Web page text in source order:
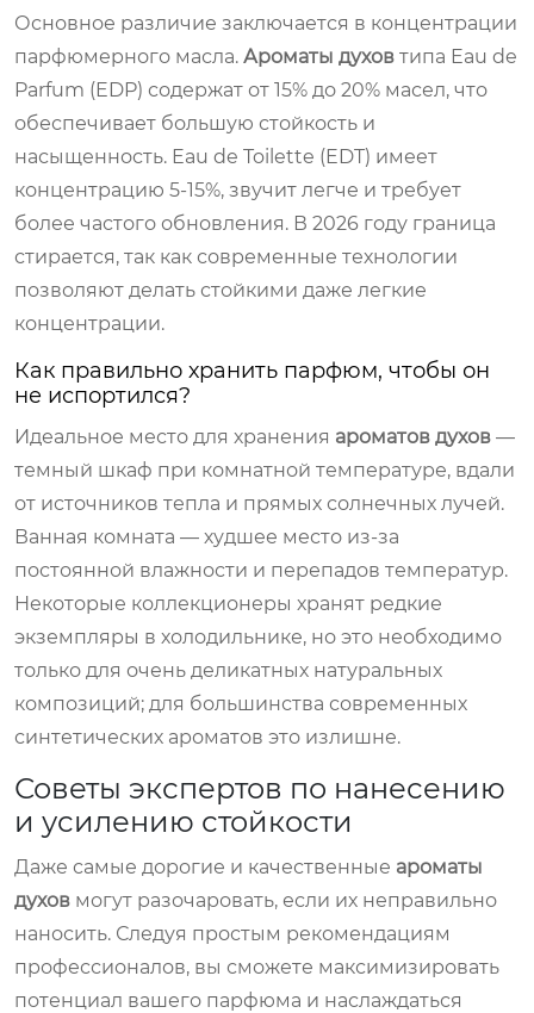
Основное различие заключается в концентрации
парфюмерного масла. Ароматы духов типа Eau de
Parfum (EDP) содержат от 15% до 20% масел, что
обеспечивает большую стойкость и
насыщенность. Eau de Toilette (EDT) имеет
концентрацию 5-15%, звучит легче и требует
более частого обновления. В 2026 году граница
стирается, так как современные технологии
позволяют делать стойкими даже легкие
концентрации.
Как правильно хранить парфюм, чтобы он
не испортился?
Идеальное место для хранения ароматов духов —
темный шкаф при комнатной температуре, вдали
от источников тепла и прямых солнечных лучей.
Ванная комната — худшее место из-за
постоянной влажности и перепадов температур.
Некоторые коллекционеры хранят редкие
экземпляры в холодильнике, но это необходимо
только для очень деликатных натуральных
композиций; для большинства современных
синтетических ароматов это излишне.
Советы экспертов по нанесению
и усилению стойкости
Даже самые дорогие и качественные ароматы
духов могут разочаровать, если их неправильно
наносить. Следуя простым рекомендациям
профессионалов, вы сможете максимизировать
потенциал вашего парфюма и наслаждаться